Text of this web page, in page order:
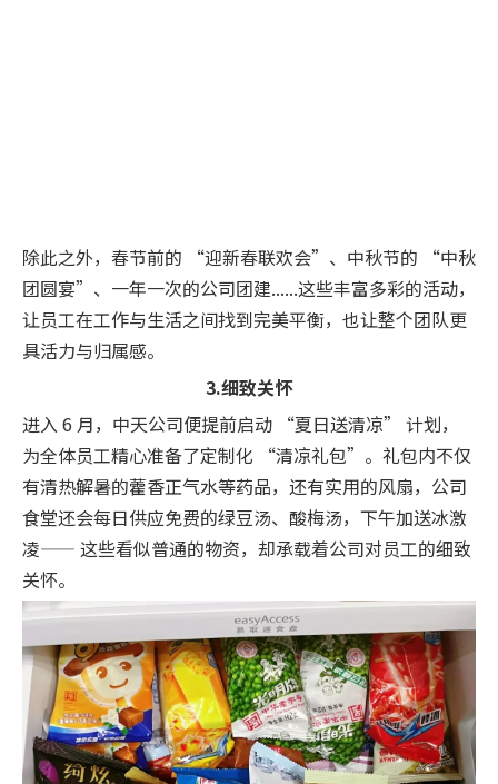
除此之外，春节前的 “迎新春联欢会”、中秋节的 “中秋
团圆宴”、一年一次的公司团建......这些丰富多彩的活动，
让员工在工作与生活之间找到完美平衡，也让整个团队更
具活力与归属感。
3.细致关怀
进入 6 月，中天公司便提前启动 “夏日送清凉” 计划，
为全体员工精心准备了定制化 “清凉礼包”。礼包内不仅
有清热解暑的藿香正气水等药品，还有实用的风扇，公司
食堂还会每日供应免费的绿豆汤、酸梅汤，下午加送冰激
凌—— 这些看似普通的物资，却承载着公司对员工的细致
关怀。